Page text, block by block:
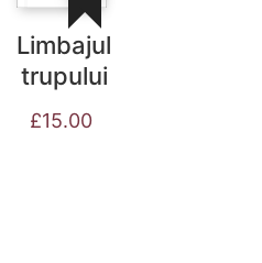
Limbajul
trupului
£15.00